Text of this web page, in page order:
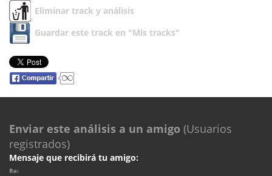
Eliminar track y análisis
Guardar este track en "Mis tracks"
Enviar este análisis a un amigo (Usuarios
registrados)
Mensaje que recibirá tu amigo:
Re: